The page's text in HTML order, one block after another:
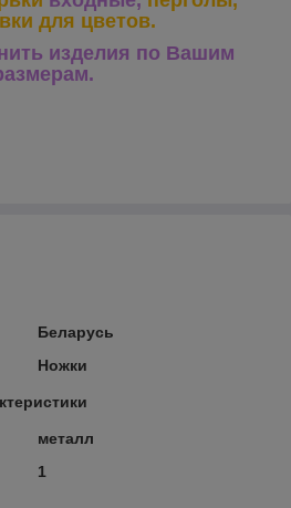
для цветов.
изделия по Вашим
Беларусь
Ножки
металл
1